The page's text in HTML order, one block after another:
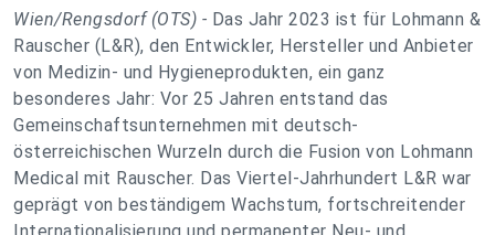
Wien/Rengsdorf (OTS) - Das Jahr 2023 ist für Lohmann &
Rauscher (L&R), den Entwickler, Hersteller und Anbieter
von Medizin- und Hygieneprodukten, ein ganz
besonderes Jahr: Vor 25 Jahren entstand das
Gemeinschaftsunternehmen mit deutsch-
österreichischen Wurzeln durch die Fusion von Lohmann
Medical mit Rauscher. Das Viertel-Jahrhundert L&R war
geprägt von beständigem Wachstum, fortschreitender